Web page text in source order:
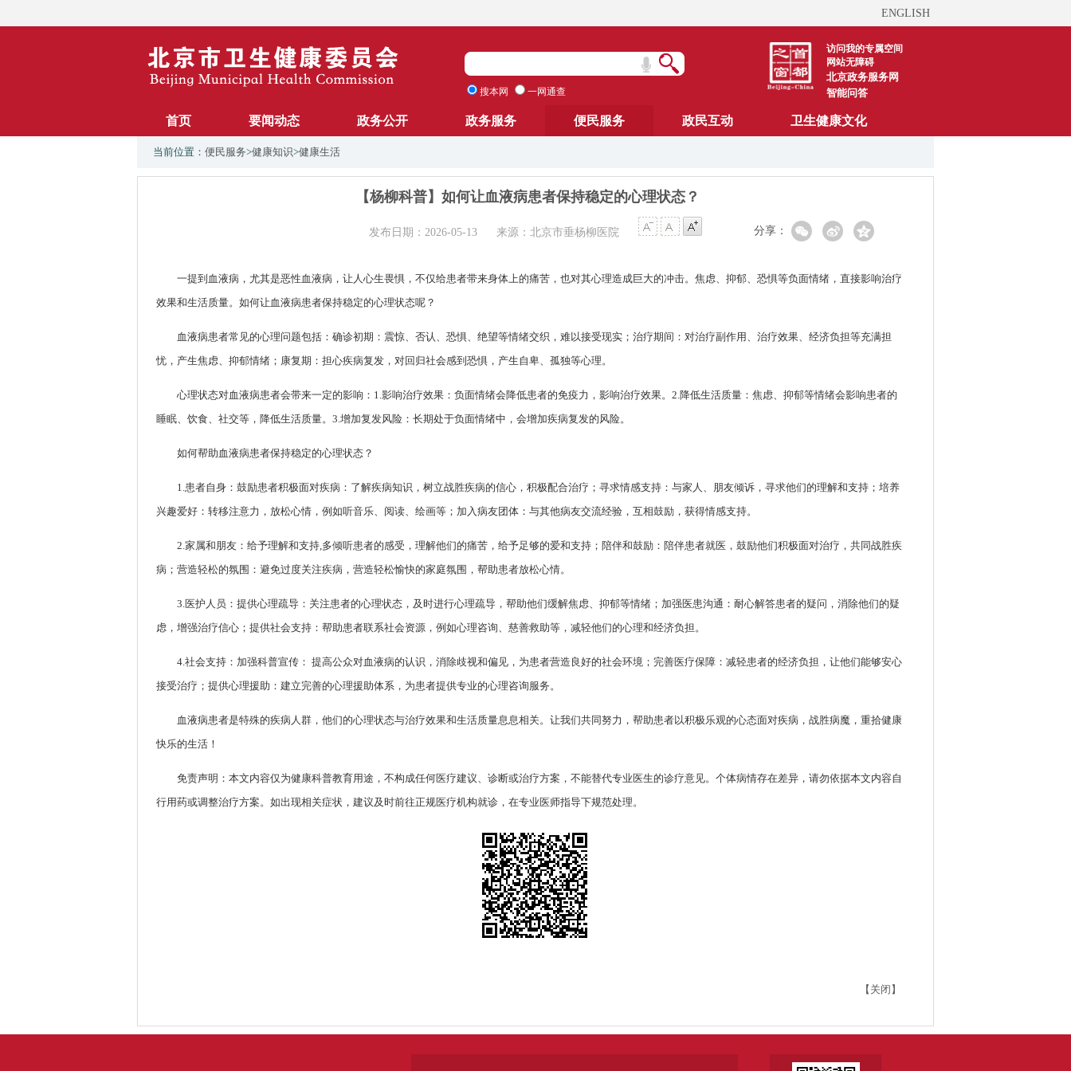
ENGLISH
访问我的专属空间
网站无障碍
北京政务服务网
智能问答
搜本网 一网通查
首页 要闻动态 政务公开 政务服务 便民服务 政民互动 卫生健康文化
当前位置： 便民服务>健康知识>健康生活
【杨柳科普】如何让血液病患者保持稳定的心理状态？
发布日期：2026-05-13 来源：北京市垂杨柳医院 分享：
一提到血液病，尤其是恶性血液病，让人心生畏惧，不仅给患者带来身体上的痛苦，也对其心理造成巨大的冲击。焦虑、抑郁、恐惧等负面情绪，直接影响治疗
效果和生活质量。如何让血液病患者保持稳定的心理状态呢？
血液病患者常见的心理问题包括：确诊初期：震惊、否认、恐惧、绝望等情绪交织，难以接受现实；治疗期间：对治疗副作用、治疗效果、经济负担等充满担
忧，产生焦虑、抑郁情绪；康复期：担心疾病复发，对回归社会感到恐惧，产生自卑、孤独等心理。
心理状态对血液病患者会带来一定的影响：1.影响治疗效果：负面情绪会降低患者的免疫力，影响治疗效果。2.降低生活质量：焦虑、抑郁等情绪会影响患者的
睡眠、饮食、社交等，降低生活质量。3.增加复发风险：长期处于负面情绪中，会增加疾病复发的风险。
如何帮助血液病患者保持稳定的心理状态？
1.患者自身：鼓励患者积极面对疾病：了解疾病知识，树立战胜疾病的信心，积极配合治疗；寻求情感支持：与家人、朋友倾诉，寻求他们的理解和支持；培养
兴趣爱好：转移注意力，放松心情，例如听音乐、阅读、绘画等；加入病友团体：与其他病友交流经验，互相鼓励，获得情感支持。
2.家属和朋友：给予理解和支持,多倾听患者的感受，理解他们的痛苦，给予足够的爱和支持；陪伴和鼓励：陪伴患者就医，鼓励他们积极面对治疗，共同战胜疾
病；营造轻松的氛围：避免过度关注疾病，营造轻松愉快的家庭氛围，帮助患者放松心情。
3.医护人员：提供心理疏导：关注患者的心理状态，及时进行心理疏导，帮助他们缓解焦虑、抑郁等情绪；加强医患沟通：耐心解答患者的疑问，消除他们的疑
虑，增强治疗信心；提供社会支持：帮助患者联系社会资源，例如心理咨询、慈善救助等，减轻他们的心理和经济负担。
4.社会支持：加强科普宣传： 提高公众对血液病的认识，消除歧视和偏见，为患者营造良好的社会环境；完善医疗保障：减轻患者的经济负担，让他们能够安心
接受治疗；提供心理援助：建立完善的心理援助体系，为患者提供专业的心理咨询服务。
血液病患者是特殊的疾病人群，他们的心理状态与治疗效果和生活质量息息相关。让我们共同努力，帮助患者以积极乐观的心态面对疾病，战胜病魔，重拾健康
快乐的生活！
免责声明：本文内容仅为健康科普教育用途，不构成任何医疗建议、诊断或治疗方案，不能替代专业医生的诊疗意见。个体病情存在差异，请勿依据本文内容自
行用药或调整治疗方案。如出现相关症状，建议及时前往正规医疗机构就诊，在专业医师指导下规范处理。
【关闭】